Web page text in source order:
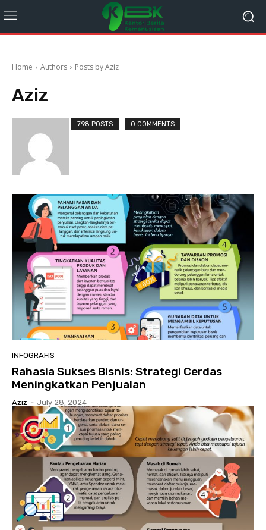
Home Authors Posts by Aziz
Aziz
798 POSTS 0 COMMENTS
INFOGRAFIS
Rahasia Sukses Bisnis: Strategi Cerdas
Meningkatkan Penjualan
Aziz - July 28, 2024